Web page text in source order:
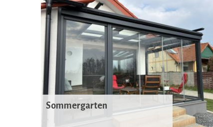
Sommergarten